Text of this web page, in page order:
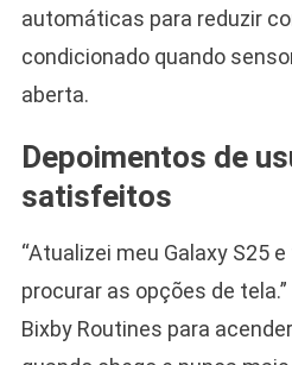
automáticas para reduzir
condicionado quando
aberta.
Depoimentos de
satisfeitos
“Atualizei meu Galaxy S25
procurar as opções de
Bixby Routines para